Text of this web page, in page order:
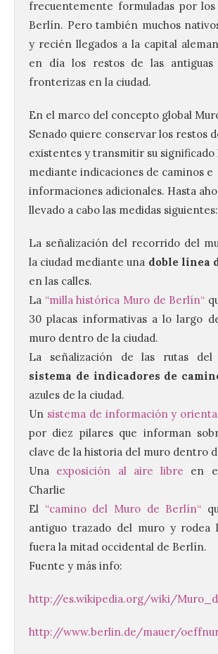
frecuentemente formuladas por
Berlín. Pero también muchos
y recién llegados a la capital
en día los restos de las antiguas
fronterizas en la ciudad.
En el marco del concepto global
Senado quiere conservar los restos
existentes y transmitir su
mediante indicaciones de caminos e
informaciones adicionales. Hasta
llevado a cabo las medidas siguientes:
La señalización del recorrido del
la ciudad mediante una doble línea
en las calles.
La “milla histórica Muro de Berlín“
30 placas informativas a lo largo
muro dentro de la ciudad.
La señalización de las rutas
sistema de indicadores de
azules de la ciudad.
Un sistema de información y
por diez pilares que informan
clave de la historia del muro dentro
Una exposición al aire libre en
Charlie
El “camino del Muro de Berlín“
antiguo trazado del muro y rodea
fuera la mitad occidental de Berlín.
Fuente y más info:
http://es.wikipedia.org/wiki/
http://www.berlin.de/mauer/
Vuelve la tradicional Feria
de Dulces del Convento a
Gradefes
7 Ago 2026
Tendrá lugar el 9 de
de Santa María la Real de
Gradefes. Una cita
imprescindible para disfrutar de los
mejores dulces conventuales, tradición,
cultura y un ambiente único. El
Ayuntamiento de Gradefes, intentando
La decimoctava fotografía